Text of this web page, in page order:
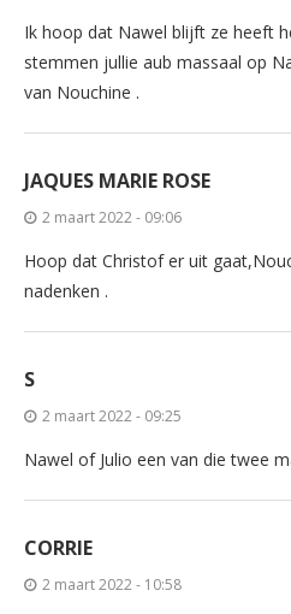
Ik hoop dat Nawel blijft ze heeft
stemmen jullie aub massaal op
van Nouchine .
JAQUES MARIE ROSE
2 maart 2022 - 09:06
Hoop dat Christof er uit
nadenken .
S
2 maart 2022 - 09:25
Nawel of Julio een van die twee
CORRIE
2 maart 2022 - 10:58